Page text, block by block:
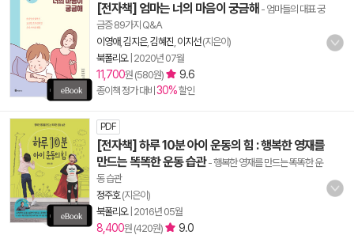
[전자책] 엄마는 너의 마음이 궁금해 - 엄마들의 대표 궁
금증 89가지 Q&A
이영애 김지은, 김혜진 이지선(지은이)
북폴리오| 2020년 07월
11,700원 (580원) 9.6
종이책 정가 대비 30%할인
PDF
[전자책] 하루 10분 아이 운동의 힘 : 행복한 영재를
만드는 똑똑한 운동 습관- 행복한 영재를 만드는 똑똑한 운
동 습관
정주호(지은이)
북폴리오| 2016년 05월
8,400원 (420원) 9.0